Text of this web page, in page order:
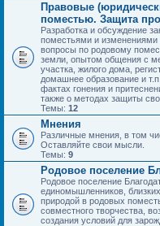
Правовые
поместью. Защита
Разработка и обсуждение
поместьями и
вопросы по родовому
земли, опытом общения с
участка, жилого дома,
домашнее образование и
фактах гонения и
также о методах защиты
Темы: 12
Мнения
Различные мнения, в том
Оставляйте свои мысли.
Темы: 9
Родовое поселение
Родовое поселение
единомышленников,
природой в родовых
совместного творчества,
создания условий для